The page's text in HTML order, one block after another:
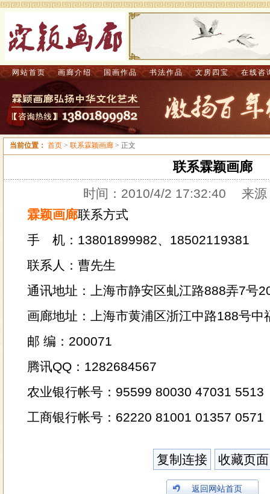
网站首页 画廊介绍 国画作品 书法作品 文房四宝 在线咨
当前位置： 首页 > 联系霖颖画廊 > 正文
联系霖颖画廊
时间：2010/4/2 17:32:40
来
霖颖画廊联系方式
手 机：13801899982、18502119381
联系人：曹先生
通讯地址：上海市静安区虬江路888弄7号
画廊地址：上海市黄浦区浙江中路188号中
邮 编：200071
腾讯QQ：1282684567
农业银行帐号：95599 80030 47031 5513
工商银行帐号：62220 81001 01357 0571
复制连接 收藏页面
返回网站首页